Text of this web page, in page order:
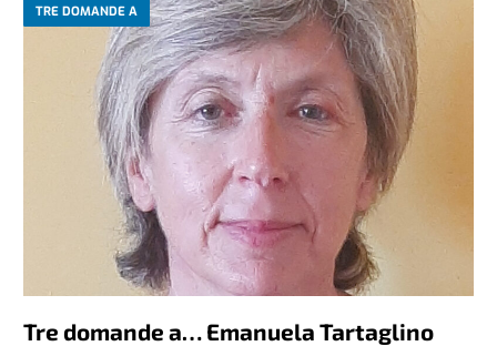
TRE DOMANDE A
Tre domande a… Emanuela Tartaglino